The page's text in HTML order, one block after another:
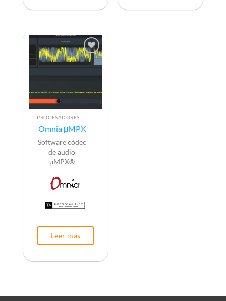
Omnia μMPX
Software códec
de audio
μMPX®
Leer más